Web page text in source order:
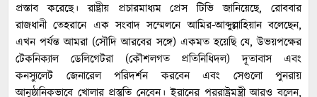
প্রস্তাব করেছে। রাষ্ট্রীয় প্রচারমাধ্যম প্রেস টিভি জানিয়েছে, রোববার
রাজধানী তেহরানে এক সংবাদ সম্মেলনে আমির-আব্দুল্লাহিয়ান বলেছেন,
এখন পর্যন্ত আমরা (সৌদি আরবের সঙ্গে) একমত হয়েছি যে, উভয়পক্ষের
টেকনিক্যাল ডেলিগেটরা (কৌশলগত প্রতিনিধিদল) দূতাবাস এবং
কনস্যুলেট জেনারেল পরিদর্শন করবেন এবং সেগুলো পুনরায়
আনুষ্ঠানিকভাবে খোলার প্রস্তুতি নেবেন। ইরানের পররাষ্ট্রমন্ত্রী আরও বলেন,